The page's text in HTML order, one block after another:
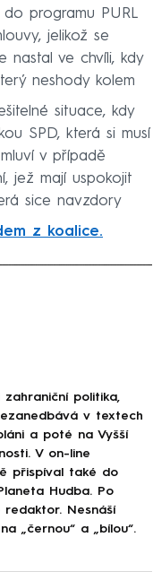
programu PURL
jelikož se
nastal ve chvíli, kdy
neshody kolem
situace, kdy
SPD, která si musí
v případě
jež mají uspokojit
sice navzdory
z koalice.
politika,
v textech
a poté na Vyšší
V on-line
přispíval také do
Hudba. Po
redaktor. Nesnáší
„černou“ a „bílou“.